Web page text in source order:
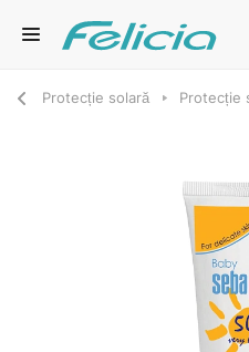
Protecție solară Protecție